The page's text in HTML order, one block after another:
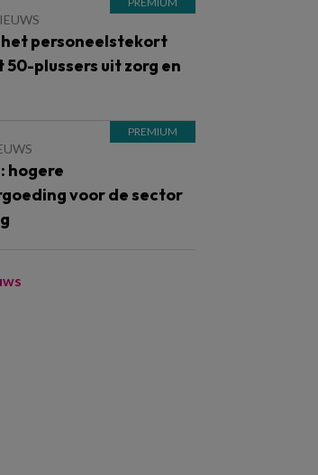
het personeelstekort
50-plussers uit zorg en
hogere
voor de sector